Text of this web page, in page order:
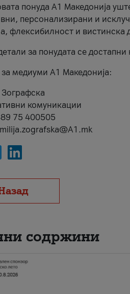
понуда А1 Македонија
персонализирани и
флексибилност и вистинска
за понудата се
за медиуми А1 Македонија:
Зографска
комуникации
75 400505
содржини